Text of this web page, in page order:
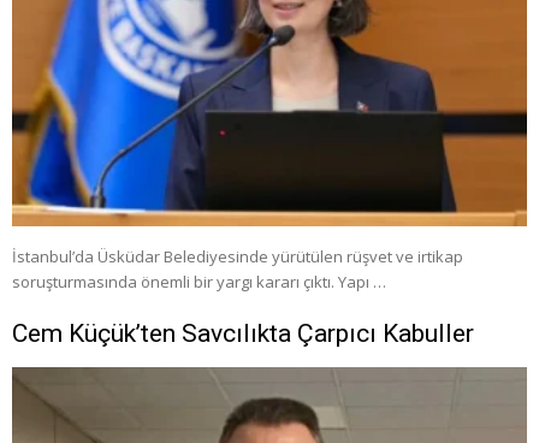
İstanbul’da Üsküdar Belediyesinde yürütülen rüşvet ve irtikap
soruşturmasında önemli bir yargı kararı çıktı. Yapı …
Cem Küçük’ten Savcılıkta Çarpıcı Kabuller